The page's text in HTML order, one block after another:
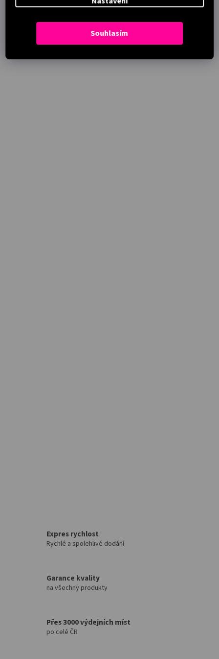
Souhlasím
Expres rychlost
Rychlé a spolehlivé dodání
Garance kvality
na všechny produkty
Přes 3000 výdejních míst
po celé ČR